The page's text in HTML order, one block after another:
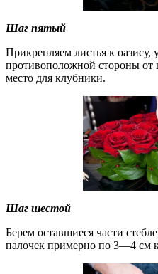
Шаг пятый
Прикрепляем листья к оазису,
противоположной стороны от
место для клубники.
Шаг шестой
Берем оставшиеся части
палочек примерно по 3—4 см